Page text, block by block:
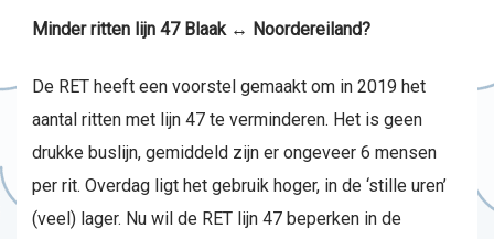
Minder ritten lijn 47 Blaak ↔ Noordereiland?
De RET heeft een voorstel gemaakt om in 2019 het
aantal ritten met lijn 47 te verminderen. Het is geen
drukke buslijn, gemiddeld zijn er ongeveer 6 mensen
per rit. Overdag ligt het gebruik hoger, in de ‘stille uren’
(veel) lager. Nu wil de RET lijn 47 beperken in de